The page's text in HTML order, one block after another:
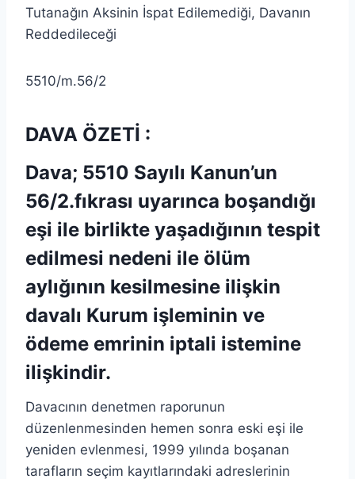
Tutanağın Aksinin İspat Edilemediği, Davanın
Reddedileceği
5510/m.56/2
DAVA ÖZETİ :
Dava; 5510 Sayılı Kanun’un
56/2.fıkrası uyarınca boşandığı
eşi ile birlikte yaşadığının tespit
edilmesi nedeni ile ölüm
aylığının kesilmesine ilişkin
davalı Kurum işleminin ve
ödeme emrinin iptali istemine
ilişkindir.
Davacının denetmen raporunun
düzenlenmesinden hemen sonra eski eşi ile
yeniden evlenmesi, 1999 yılında boşanan
tarafların seçim kayıtlarındaki adreslerinin